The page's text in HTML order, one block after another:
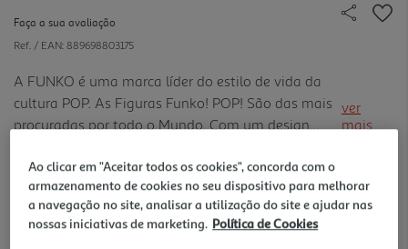
Faça a sua avaliação
Ref. / EAN: 889698803175
A FUNKO é uma marca líder do estilo de vida da
cultura POP. As Figuras Funko! POP! São das mais
procuradas por todo o Mundo. Com um design
qualquer canto; com alta qualidade de produção e
pintura, com detalhes per feitos; coleção
verdadeiramente intemporal para pequenos e
graúdos.
ver
mais
15,99 €
Ao clicar em "Aceitar todos os cookies", concorda com o
armazenamento de cookies no seu dispositivo para melhorar
a navegação no site, analisar a utilização do site e ajudar nas
nossas iniciativas de marketing. Política de Cookies